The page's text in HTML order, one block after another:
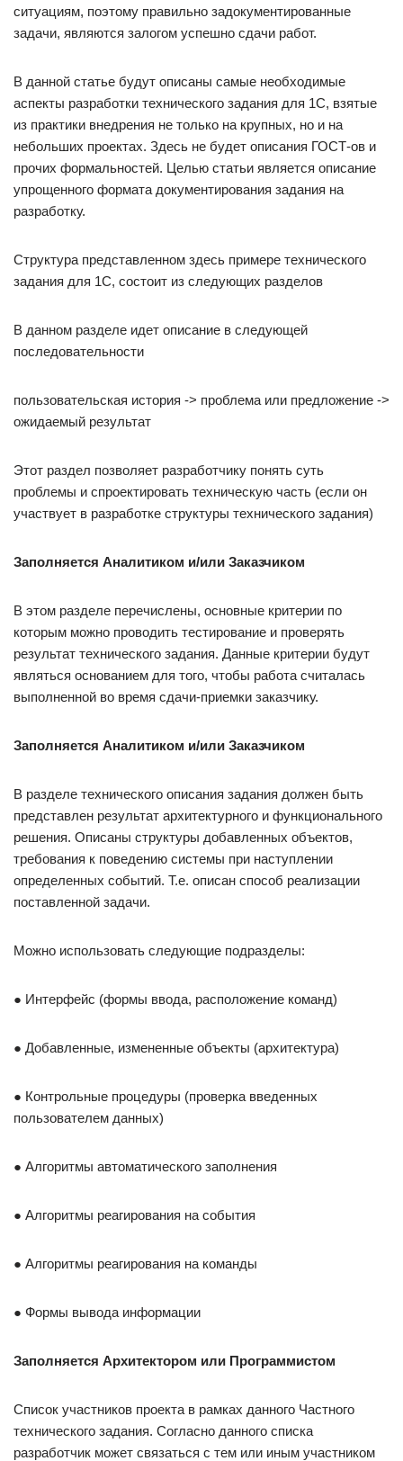
ситуациям, поэтому правильно задокументированные
задачи, являются залогом успешно сдачи работ.
В данной статье будут описаны самые необходимые
аспекты разработки технического задания для 1С, взятые
из практики внедрения не только на крупных, но и на
небольших проектах. Здесь не будет описания ГОСТ-ов и
прочих формальностей. Целью статьи является описание
упрощенного формата документирования задания на
разработку.
Структура представленном здесь примере технического
задания для 1С, состоит из следующих разделов
В данном разделе идет описание в следующей
последовательности
пользовательская история -> проблема или предложение ->
ожидаемый результат
Этот раздел позволяет разработчику понять суть
проблемы и спроектировать техническую часть (если он
участвует в разработке структуры технического задания)
Заполняется Аналитиком и/или Заказчиком
В этом разделе перечислены, основные критерии по
которым можно проводить тестирование и проверять
результат технического задания. Данные критерии будут
являться основанием для того, чтобы работа считалась
выполненной во время сдачи-приемки заказчику.
Заполняется Аналитиком и/или Заказчиком
В разделе технического описания задания должен быть
представлен результат архитектурного и функционального
решения. Описаны структуры добавленных объектов,
требования к поведению системы при наступлении
определенных событий. Т.е. описан способ реализации
поставленной задачи.
Можно использовать следующие подразделы:
● Интерфейс (формы ввода, расположение команд)
● Добавленные, измененные объекты (архитектура)
● Контрольные процедуры (проверка введенных
пользователем данных)
● Алгоритмы автоматического заполнения
● Алгоритмы реагирования на события
● Алгоритмы реагирования на команды
● Формы вывода информации
Заполняется Архитектором или Программистом
Список участников проекта в рамках данного Частного
технического задания. Согласно данного списка
разработчик может связаться с тем или иным участником